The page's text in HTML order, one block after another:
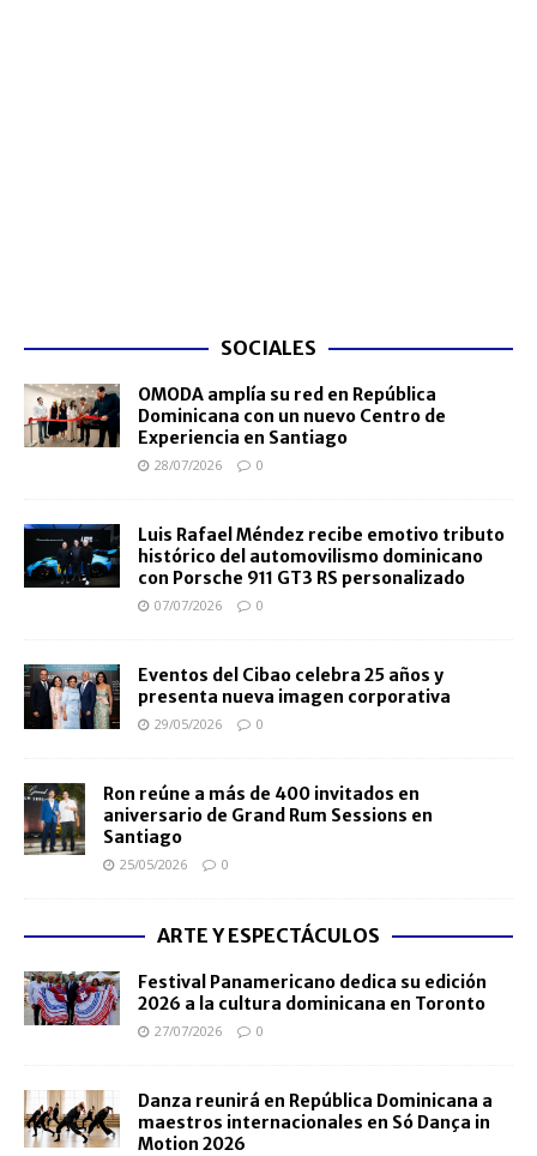
SOCIALES
OMODA amplía su red en República
Dominicana con un nuevo Centro de
Experiencia en Santiago
28/07/2026 0
Luis Rafael Méndez recibe emotivo tributo
histórico del automovilismo dominicano
con Porsche 911 GT3 RS personalizado
07/07/2026 0
Eventos del Cibao celebra 25 años y
presenta nueva imagen corporativa
29/05/2026 0
Ron reúne a más de 400 invitados en
aniversario de Grand Rum Sessions en
Santiago
25/05/2026 0
ARTE Y ESPECTÁCULOS
Festival Panamericano dedica su edición
2026 a la cultura dominicana en Toronto
27/07/2026 0
Danza reunirá en República Dominicana a
maestros internacionales en Só Dança in
Motion 2026